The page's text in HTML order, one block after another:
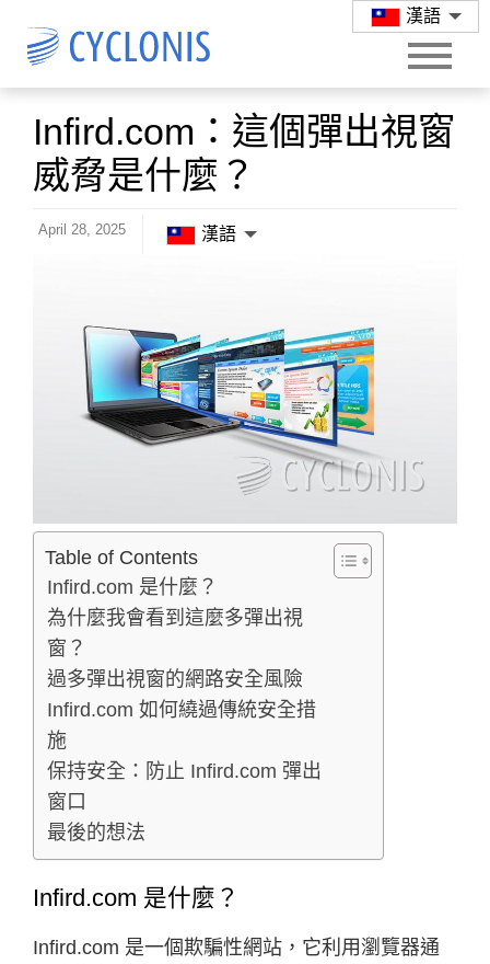
Infird.com：這個彈出視窗
威脅是什麼？
Table of Contents
Infird.com 是什麼？
為什麼我會看到這麼多彈出視
窗？
過多彈出視窗的網路安全風險
Infird.com 如何繞過傳統安全措
施
保持安全：防止 Infird.com 彈出
窗口
最後的想法
Infird.com 是什麼？
Infird.com 是一個欺騙性網站，它利用瀏覽器通
April 28, 2025 漢語
漢語